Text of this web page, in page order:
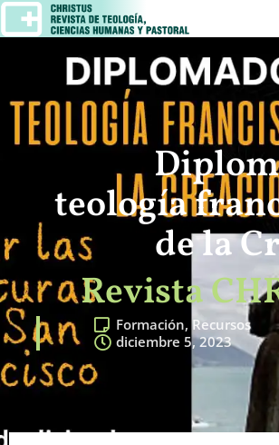
teología
de la
Revista
Formación, Recursos
diciembre 5, 2023